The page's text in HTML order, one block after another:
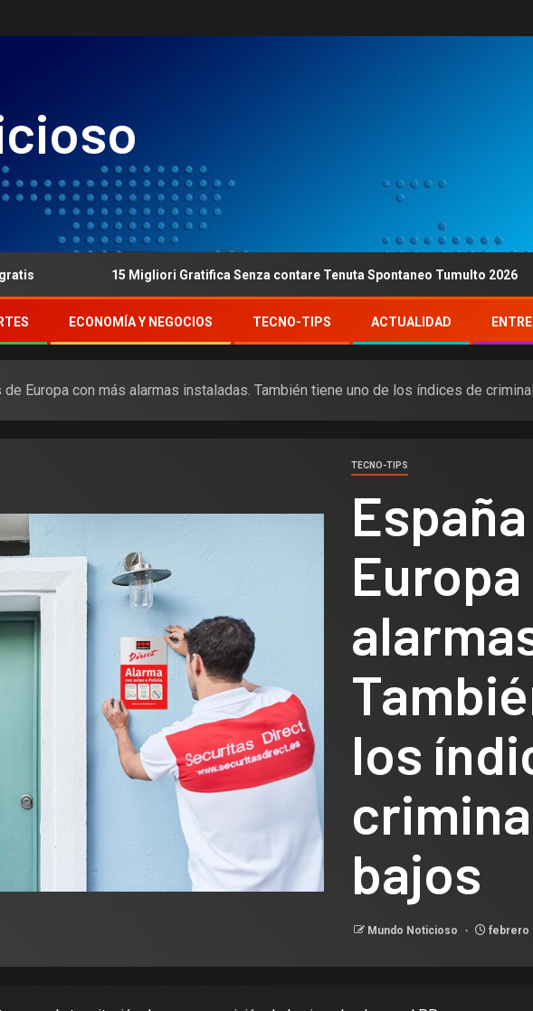
15 Migliori Gratifica Senza contare Tenuta Spontaneo Tumulto 2026
ECONOMÍA Y NEGOCIOS TECNO-TIPS ACTUALIDAD
de Europa con más alarmas instaladas. También tiene uno de los índices de
TECNO-TIPS
los
bajos
Mundo Noticioso febrero